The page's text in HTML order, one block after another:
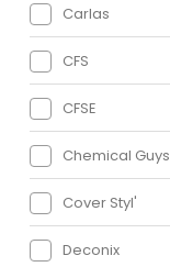
Carlas
CFS
CFSE
Chemical Guys
Cover Styl'
Deconix